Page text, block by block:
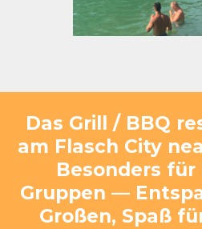
Das Grill / BBQ
am Flasch City
Besonders für
Gruppen —
Großen, Spaß